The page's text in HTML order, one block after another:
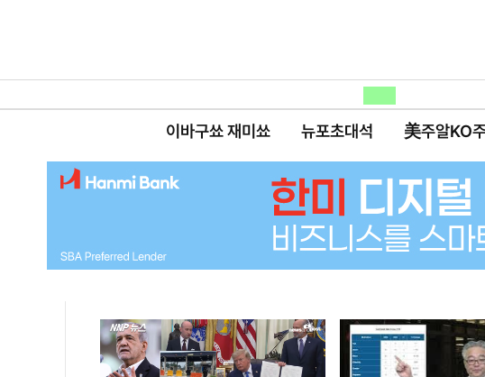
이바구쑈 재미쑈 뉴포초대석 美주알KO